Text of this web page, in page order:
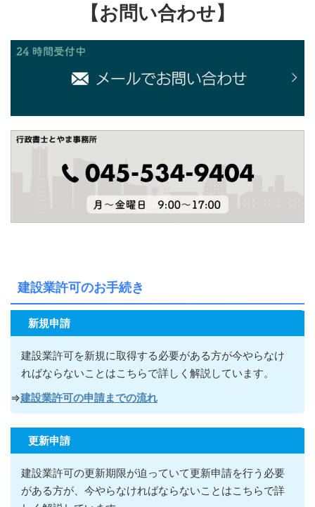
【お問い合わせ】
建設業許可のお手続き
新規申請
建設業許可を新規に取得する必要がある方が今やらなけ
ればならないこ とはこちらで詳しく解説しています。
⇒建設業許可の申請までの流れ
更新申請
建設業許可の更新期限が迫っていて更新申請を行う必要
がある方が 、今やらなければならないこ とはこちらで詳